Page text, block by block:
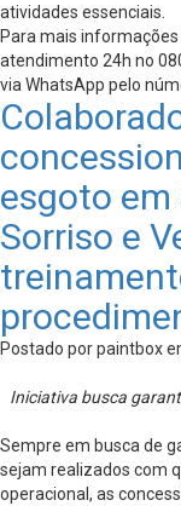
atividades essenciais.
Para mais
atendimento 24h no
via WhatsApp pelo
esgoto em
Sorriso e
Postado por paintbox
Iniciativa busca
Sempre em busca de
sejam realizados com
operacional, as